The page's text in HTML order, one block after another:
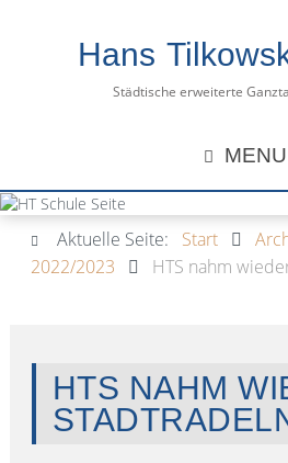
Hans
Städtische erweiterte
MENU
Aktuelle Seite: Start
2022/2023
HTS nahm
HTS NAHM